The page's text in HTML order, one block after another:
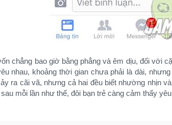
chẳng bao giờ bằng phẳng và êm dịu, đối với
nhau, khoảng thời gian chưa phải là dài,
ra cãi vã, nhưng cả hai đều biết nhường nhịn
mỗi lần như thế, đôi bạn trẻ càng cảm thấy